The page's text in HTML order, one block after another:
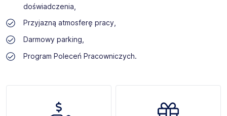
doświadczenia,
Przyjazną atmosferę pracy,
Darmowy parking,
Program Poleceń Pracowniczych.